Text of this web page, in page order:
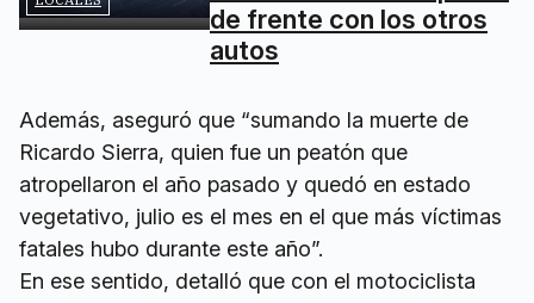
de frente con los otros
autos
Además, aseguró que “sumando la muerte de
Ricardo Sierra, quien fue un peatón que
atropellaron el año pasado y quedó en estado
vegetativo, julio es el mes en el que más víctimas
fatales hubo durante este año”.
En ese sentido, detalló que con el motociclista